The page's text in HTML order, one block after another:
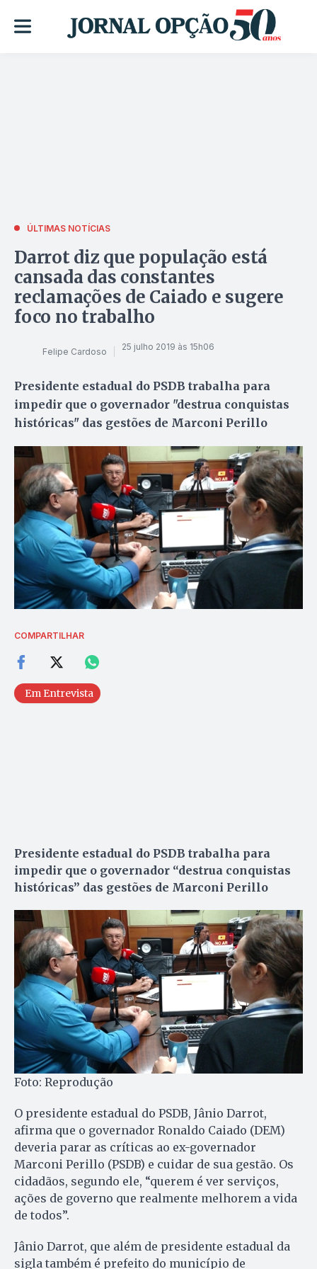
ÚLTIMAS NOTÍCIAS
Darrot diz que população está
cansada das constantes
reclamações de Caiado e sugere
foco no trabalho
Felipe Cardoso 25 julho 2019 às 15h06
Presidente estadual do PSDB trabalha para
impedir que o governador "destrua conquistas
históricas" das gestões de Marconi Perillo
COMPARTILHAR
Em Entrevista
Presidente estadual do PSDB trabalha para
impedir que o governador “destrua conquistas
históricas” das gestões de Marconi Perillo
Foto: Reprodução
O presidente estadual do PSDB, Jânio Darrot,
afirma que o governador Ronaldo Caiado (DEM)
deveria parar as críticas ao ex-governador
Marconi Perillo (PSDB) e cuidar de sua gestão. Os
cidadãos, segundo ele, “querem é ver serviços,
ações de governo que realmente melhorem a vida
de todos”.
Jânio Darrot, que além de presidente estadual da
sigla também é prefeito do município de